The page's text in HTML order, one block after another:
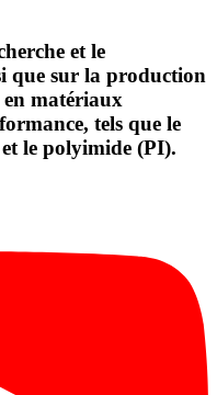
et le
que sur la production
en matériaux
tels que le
le polyimide (PI).